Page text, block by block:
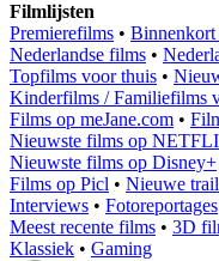
Filmlijsten
Premierefilms • Binnenkort
Nederlandse films •
Topfilms voor thuis •
Kinderfilms / Familiefilms
Films op meJane.com •
Nieuwste films op
Nieuwste films op Disney+
Films op Picl • Nieuwe
Interviews • Fotoreportages
Meest recente films • 3D
Klassiek • Gaming